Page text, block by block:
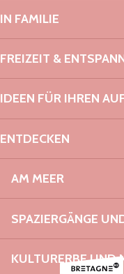
IN FAMILIE
FREIZEIT &
IDEEN FÜR IHREN
ENTDECKEN
AM MEER
SPAZIERGÄNGE
KULTURERBE UND